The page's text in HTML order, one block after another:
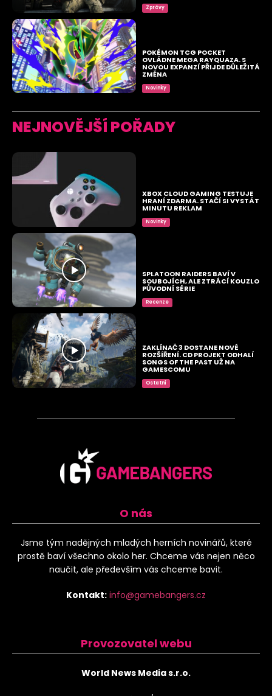
Zprávy
POKÉMON TCG POCKET
OVLÁDNE MEGA RAYQUAZA. S
NOVOU EXPANZÍ PŘIJDE DŮLEŽITÁ
ZMĚNA
Novinky
NEJNOVĚJŠÍ POŘADY
XBOX CLOUD GAMING TESTUJE
HRANÍ ZDARMA. STAČÍ SI VYSTÁT
MINUTU REKLAM
Novinky
SPLATOON RAIDERS BAVÍ V
SOUBOJÍCH, ALE ZTRÁCÍ KOUZLO
PŮVODNÍ SÉRIE
Recenze
ZAKLÍNAČ 3 DOSTANE NOVÉ
ROZŠÍŘENÍ. CD PROJEKT ODHALÍ
SONGS OF THE PAST UŽ NA
GAMESCOMU
Ostatní
O nás
Jsme tým nadějných mladých herních novinářů, které
prostě baví všechno okolo her. Chceme vás nejen něco
naučit, ale především vás chceme bavit.
Kontakt: info@gamebangers.cz
Provozovatel webu
World News Media s.r.o.